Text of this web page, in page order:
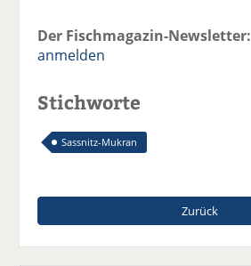
Der Fischmagazin-Newsletter:
anmelden
Stichworte
Sassnitz-Mukran
Zurück